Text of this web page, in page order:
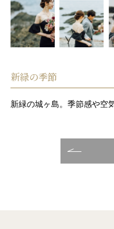
新緑の季節
新緑の城ヶ島。季節感や空